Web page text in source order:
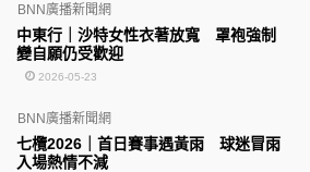
中東行｜沙特女性衣著放寬 罩袍強制
變自願仍受歡迎
BNN廣播新聞網
2026-05-23
七欖2026｜首日賽事遇黃雨 球迷冒雨
入場熱情不減
BNN廣播新聞網